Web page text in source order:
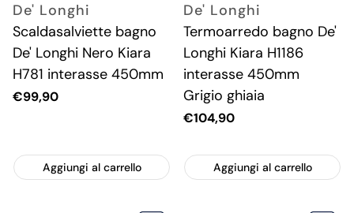
De' Longhi
Scaldasalviette bagno
De' Longhi Nero Kiara
H781 interasse 450mm
Prezzo
€99,90
Aggiungi al carrello
De' Longhi
Termoarredo bagno De'
Longhi Kiara H1186
interasse 450mm
Grigio ghiaia
Prezzo
€104,90
Aggiungi al carrello